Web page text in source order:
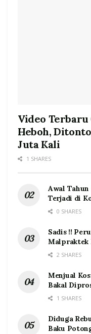
Video
Heboh,
Juta Kali
1 SHARES
Awal
Terjadi di
0 SHARES
Sadis !!
Malpraktek
2 SHARES
Menjual
Bakal
1 SHARES
Diduga
Baku